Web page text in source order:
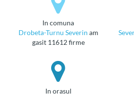
in comuna
Drobeta-Turnu Severin am
gasit 11612 firme
in orasul